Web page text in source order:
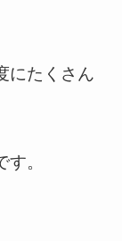
にたくさん
。